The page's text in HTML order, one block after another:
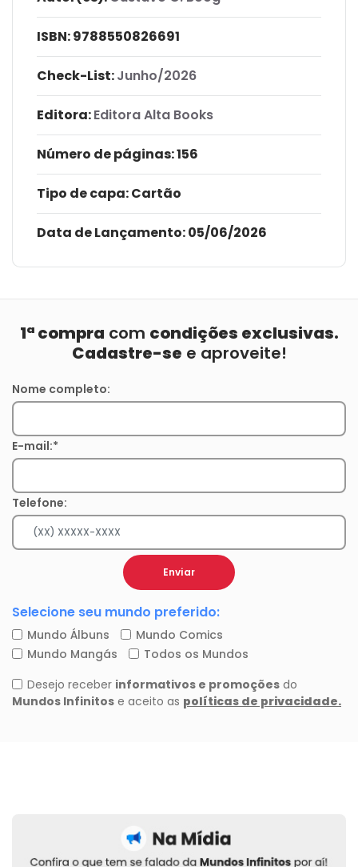
ISBN:9788550826691
Check-List:Junho/2026
Editora:Editora Alta Books
Número de páginas: 156
Tipo de capa:Cartão
Data de Lançamento:05/06/2026